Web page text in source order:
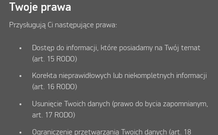
Twoje prawa
Przysługują Ci następujące prawa:
Dostęp do informacji, które posiadamy na Twój temat
(art. 15 RODO)
Korekta nieprawidłowych lub niekompletnych informacji
(art. 16 RODO)
Usunięcie Twoich danych (prawo do bycia zapomnianym,
art. 17 RODO)
Ograniczenie przetwarzania Twoich danych (art. 18